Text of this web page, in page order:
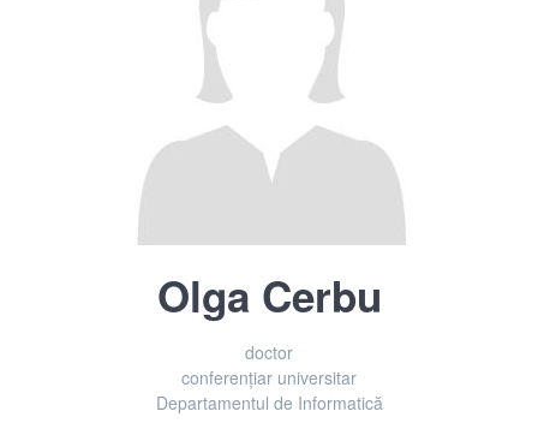
Olga Cerbu
doctor
Titlu didactic/funcţie exercitatăconferențiar universitar
Departamentul de Informatică